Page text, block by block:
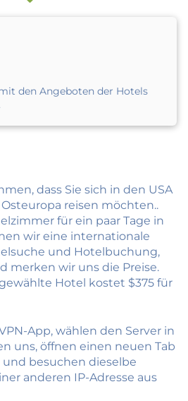
den Angeboten der Hotels
dass Sie sich in den USA
reisen möchten..
für ein paar Tage in
wir eine internationale
und Hotelbuchung,
merken wir uns die Preise.
Hotel kostet $375 für
App, wählen den Server in
uns, öffnen einen neuen Tab
besuchen dieselbe
anderen IP-Adresse aus